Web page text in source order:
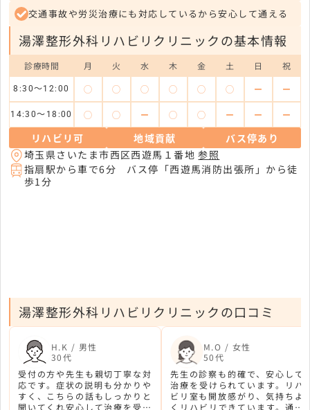
交通事故や労災治療にも対応しているから安心して通える
湯澤整形外科リハビリクリニックの基本情報
診療時間 月 火 水 木 金 土 日 祝
8:30～12:00 ◯ ◯ ◯ ◯ ◯ ◯ ー ー
14:30～18:00 ◯ ◯ ー ◯ ◯ ー ー ー
リハビリ可 地域貢献
バス停あり
埼玉県さいたま市西区西遊馬１番地参照
指扇駅から車で6分 バス停「西遊馬消防出張所」から徒
歩1分
湯澤整形外科リハビリクリニックの口コミ
H.K / 男性
30代
受付の方や先生も親切丁寧な対
応です。症状の説明も分かりや
すく、こちらの話もしっかりと
聞いてくれ安心して治療を受け
M.O / 女性
50代
先生の診察も的確で、安心して
治療を受けられています。リハ
ビリ室も開放感がり、気持ちよ
くリハビリできています。通っ